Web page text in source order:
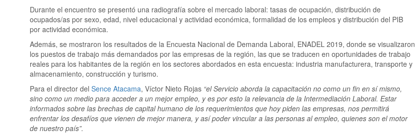
Durante el encuentro se presentó una radiografía sobre el mercado laboral: tasas de ocupación, distribución de
ocupados/as por sexo, edad, nivel educacional y actividad económica, formalidad de los empleos y distribución del PIB
por actividad económica.
Además, se mostraron los resultados de la Encuesta Nacional de Demanda Laboral, ENADEL 2019, donde se visualizaron
los puestos de trabajo más demandados por las empresas de la región, las que se traducen en oportunidades de trabajo
reales para los habitantes de la región en los sectores abordados en esta encuesta: industria manufacturera, transporte y
almacenamiento, construcción y turismo.
Para el director del Sence Atacama, Víctor Nieto Rojas “el Servicio aborda la capacitación no como un fin en sí mismo,
sino como un medio para acceder a un mejor empleo, y es por esto la relevancia de la Intermediación Laboral. Estar
informados sobre las brechas de capital humano de los requerimientos que hoy piden las empresas, nos permitirá
enfrentar los desafíos que vienen de mejor manera, y así poder vincular a las personas al empleo, quienes son el motor
de nuestro país”.